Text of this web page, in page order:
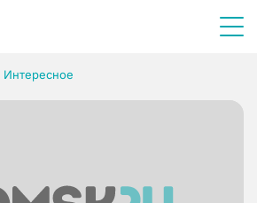
Интересное